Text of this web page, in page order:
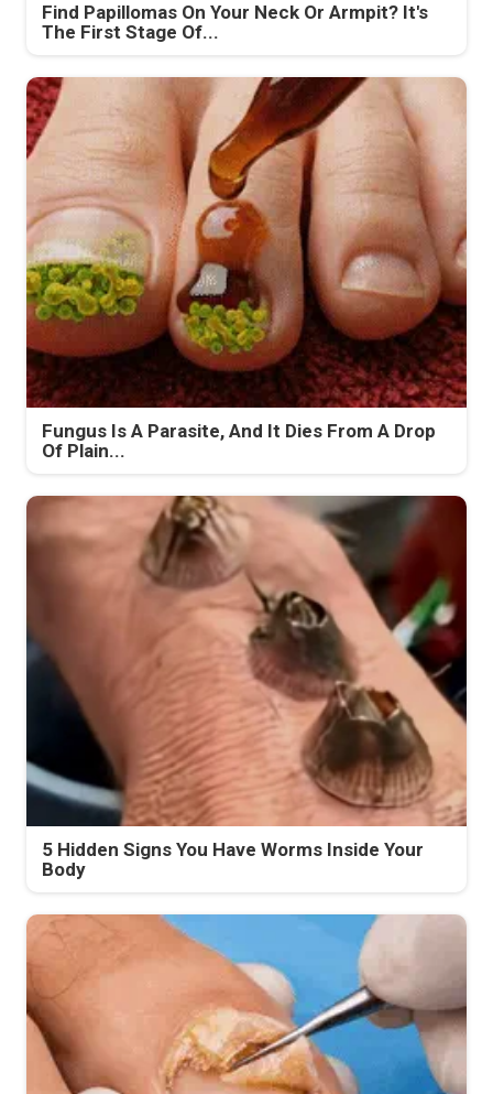
Find Papillomas On Your Neck Or Armpit? It's
The First Stage Of...
Fungus Is A Parasite, And It Dies From A Drop
Of Plain...
5 Hidden Signs You Have Worms Inside Your
Body